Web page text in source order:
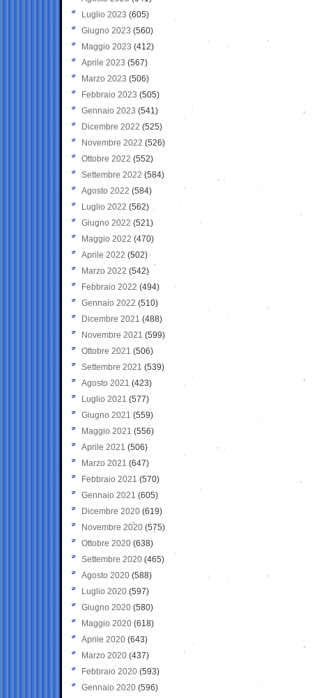
Luglio 2023 (605)
Giugno 2023 (560)
Maggio 2023 (412)
Aprile 2023 (567)
Marzo 2023 (506)
Febbraio 2023 (505)
Gennaio 2023 (541)
Dicembre 2022 (525)
Novembre 2022 (526)
Ottobre 2022 (552)
Settembre 2022 (584)
Agosto 2022 (584)
Luglio 2022 (562)
Giugno 2022 (521)
Maggio 2022 (470)
Aprile 2022 (502)
Marzo 2022 (542)
Febbraio 2022 (494)
Gennaio 2022 (510)
Dicembre 2021 (488)
Novembre 2021 (599)
Ottobre 2021 (506)
Settembre 2021 (539)
Agosto 2021 (423)
Luglio 2021 (577)
Giugno 2021(559)
Maggio 2021 (556)
Aprile 2021 (506)
Marzo 2021 (647)
Febbraio 2021 (570)
Gennaio 2021 (605)
Dicembre 2020 (619)
Novembre 2020 (575)
Ottobre 2020 (638)
Settembre 2020(465)
Agosto 2020 (588)
Luglio 2020 (597)
Giugno 2020 (580)
Maggio 2020 (618)
Aprile 2020 (643)
Marzo 2020 (437)
Febbraio 2020 (593)
Gennaio 2020 (596)